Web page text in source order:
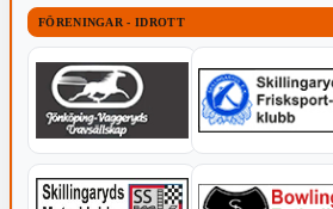
FÖRENINGAR - IDROTT